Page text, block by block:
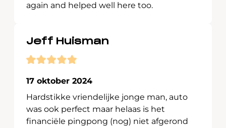
again and helped well here too.
Jeff Huisman
17 oktober 2024
Hardstikke vriendelijke jonge man, auto
was ook perfect maar helaas is het
financiële pingpong (nog) niet afgerond